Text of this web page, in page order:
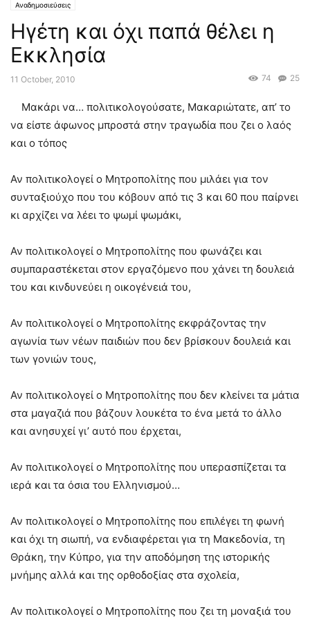
Αναδημοσιεύσεις
Ηγέτη και όχι παπά θέλει η
Εκκλησία
11 October, 2010 25
74
Μακάρι να… πολιτικολογούσατε, Μακαριώτατε, απ’ το
να είστε άφωνος μπροστά στην τραγωδία που ζει ο λαός
και ο τόπος
Αν πολιτικολογεί ο Μητροπολίτης που μιλάει για τον
συνταξιούχο που του κόβουν από τις 3 και 60 που παίρνει
κι αρχίζει να λέει το ψωμί ψωμάκι,
Αν πολιτικολογεί ο Μητροπολίτης που φωνάζει και
συμπαραστέκεται στον εργαζόμενο που χάνει τη δουλειά
του και κινδυνεύει η οικογένειά του,
Αν πολιτικολογεί ο Μητροπολίτης εκφράζοντας την
αγωνία των νέων παιδιών που δεν βρίσκουν δουλειά και
των γονιών τους,
Αν πολιτικολογεί ο Μητροπολίτης που δεν κλείνει τα μάτια
στα μαγαζιά που βάζουν λουκέτα το ένα μετά το άλλο
και ανησυχεί γι’ αυτό που έρχεται,
Αν πολιτικολογεί ο Μητροπολίτης που υπερασπίζεται τα
ιερά και τα όσια του Ελληνισμού…
Αν πολιτικολογεί ο Μητροπολίτης που επιλέγει τη φωνή
και όχι τη σιωπή, να ενδιαφέρεται για τη Μακεδονία, τη
Θράκη, την Κύπρο, για την αποδόμηση της ιστορικής
μνήμης αλλά και της ορθοδοξίας στα σχολεία,
Αν πολιτικολογεί ο Μητροπολίτης που ζει τη μοναξιά του